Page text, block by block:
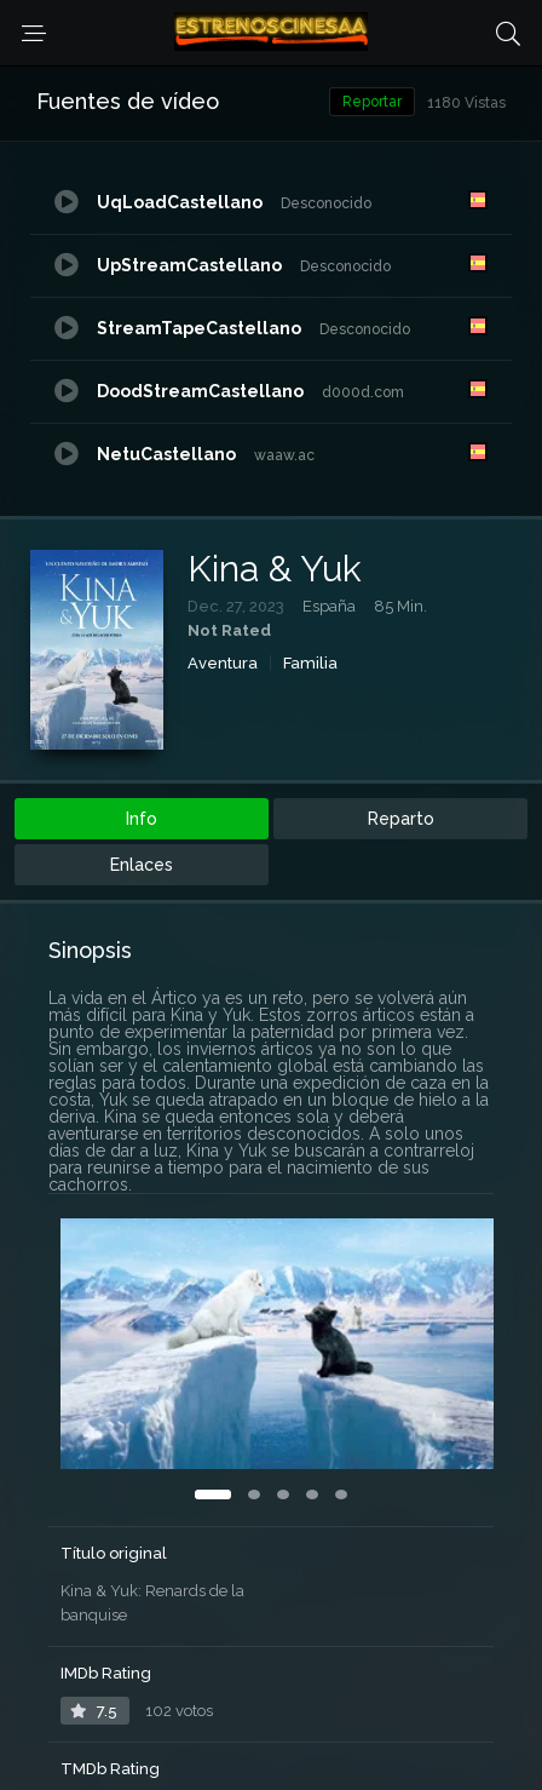
Fuentes de vídeo 1180 Vistas
Reportar
UqLoadCastellano Desconocido
UpStreamCastellano Desconocido
StreamTapeCastellano Desconocido
DoodStreamCastellano d000d.com
NetuCastellano waaw.ac
Kina & Yuk
Dec. 27, 2023 España
85 Min.
Not Rated
Aventura
Familia
Info Reparto
Enlaces
Sinopsis
La vida en el Ártico ya es un reto, pero se volverá aún
más difícil para Kina y Yuk. Estos zorros árticos están a
punto de experimentar la paternidad por primera vez.
Sin embargo, los inviernos árticos ya no son lo que
solían ser y el calentamiento global está cambiando las
reglas para todos. Durante una expedición de caza en la
costa, Yuk se queda atrapado en un bloque de hielo a la
deriva. Kina se queda entonces sola y deberá
aventurarse en territorios desconocidos. A solo unos
días de dar a luz, Kina y Yuk se buscarán a contrarreloj
para reunirse a tiempo para el nacimiento de sus
cachorros.
Título original
Kina & Yuk: Renards de la
banquise
IMDb Rating
7.5 102 votos
TMDb Rating